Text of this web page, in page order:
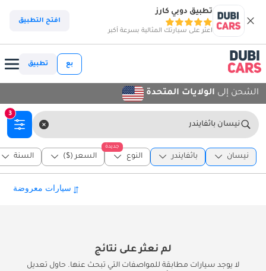
تطبيق دوبي كارز
اعثر على سيارتك المثالية بسرعة أكبر
افتح التطبيق
بع تطبيق
الشحن إلى الولايات المتحدة
نيسان باثفايندر
3
نيسان باثفايندر
جديدة
النوع السعر ($) السنة
لم نعثر على نتائج
لا يوجد سيارات مطابقة للمواصفات التي تبحث عنها. حاول تعديل